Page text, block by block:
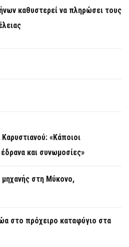
καθυστερεί να πληρώσει τους
«Κάποιοι
και συνωμοσίες»
στη Μύκονο,
στο πρόχειρο καταφύγιο στα